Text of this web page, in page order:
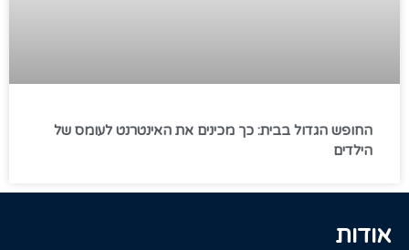
החופש הגדול בבית: כך מכינים את האינטרנט לעומס של
הילדים
אודות